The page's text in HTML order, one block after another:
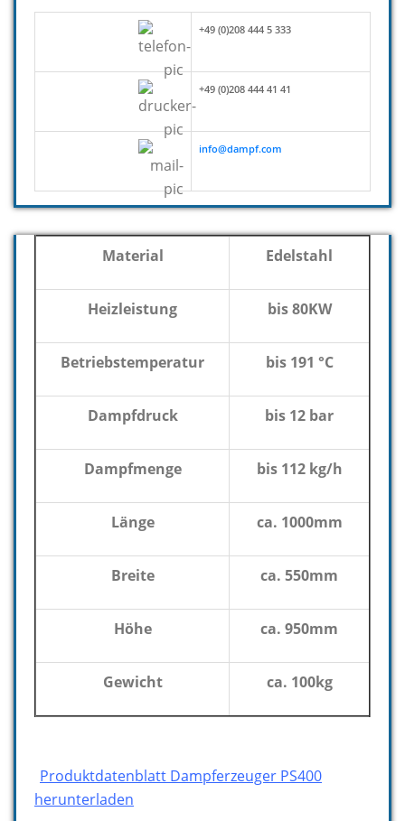
+49 (0)208 444 5 333
+49 (0)208 444 41 41
info@dampf.com
Material Edelstahl
Heizleistung bis 80KW
Betriebstemperatur bis 191 °C
Dampfdruck bis 12 bar
Dampfmenge bis 112 kg/h
Länge ca. 1000mm
Breite ca. 550mm
Höhe ca. 950mm
Gewicht ca. 100kg
Produktdatenblatt Dampferzeuger PS400
herunterladen